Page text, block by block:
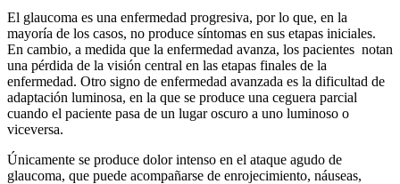
El glaucoma es una enfermedad progresiva, por lo que, en la
mayoría de los casos, no produce síntomas en sus etapas iniciales.
En cambio, a medida que la enfermedad avanza, los pacientes notan
una pérdida de la visión central en las etapas finales de la
enfermedad. Otro signo de enfermedad avanzada es la dificultad de
adaptación luminosa, en la que se produce una ceguera parcial
cuando el paciente pasa de un lugar oscuro a uno luminoso o
viceversa.
Únicamente se produce dolor intenso en el ataque agudo de
glaucoma, que puede acompañarse de enrojecimiento, náuseas,